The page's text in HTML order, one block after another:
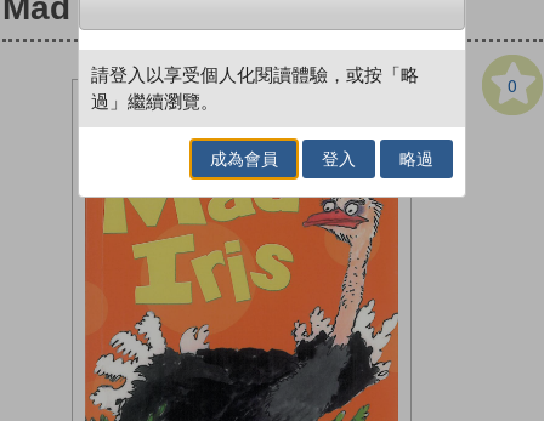
0
請登入以享受個人化閱讀體驗，或按「略
過」繼續瀏覽。
成為會員 登入 略過